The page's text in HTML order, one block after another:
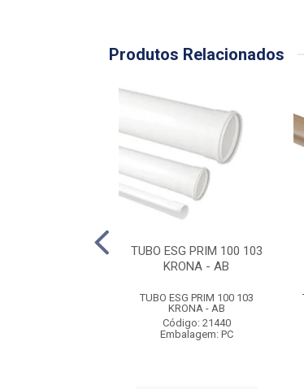
Produtos Relacionados
TUBO ESG PRIM 100 103
KRONA - AB
TUBO ESG PRIM 100 103
KRONA - AB
Código: 21440
Embalagem: PC